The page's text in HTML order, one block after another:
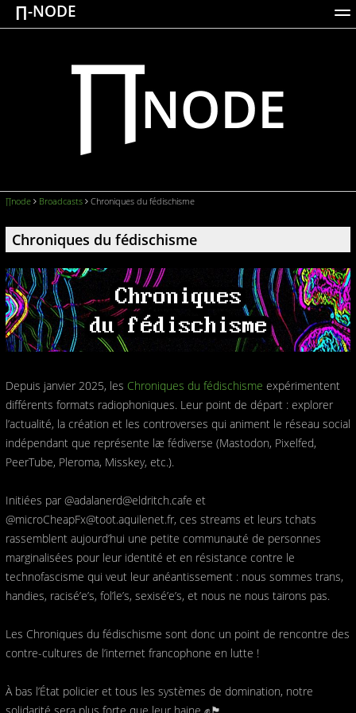
∏-NODE
ACTIONS WORKS DOCUMENTATION
BROADCASTS
∏node Broadcasts Chroniques du fédischisme
Chroniques du fédischisme
Depuis janvier 2025, les Chroniques du fédischisme expérimentent
différents formats radiophoniques. Leur point de départ : explorer
l’actualité, la création et les controverses qui animent le réseau social
indépendant que représente læ fédiverse (Mastodon, Pixelfed,
PeerTube, Pleroma, Misskey, etc.).
Initiées par @adalanerd@eldritch.cafe et
@microCheapFx@toot.aquilenet.fr, ces streams et leurs tchats
rassemblent aujourd’hui une petite communauté de personnes
marginalisées pour leur identité et en résistance contre le
technofascisme qui veut leur anéantissement : nous sommes trans,
handies, racisé’e’s, fol’le’s, sexisé’e’s, et nous ne nous tairons pas.
Les Chroniques du fédischisme sont donc un point de rencontre des
contre-cultures de l’internet francophone en lutte !
À bas l’État policier et tous les systèmes de domination, notre